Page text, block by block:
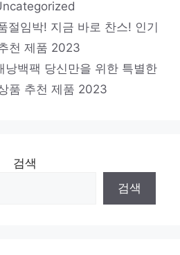
절임박! 지금 바로 찬스! 인기
천 제품 2023
낭백팩 당신만을 위한 특별한
품 추천 제품 2023
검색
검색